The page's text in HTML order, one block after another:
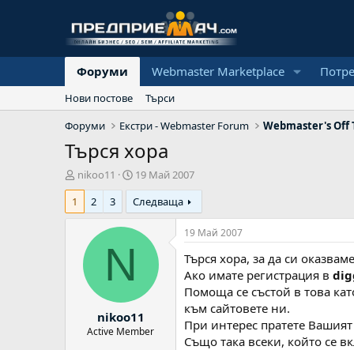
Форуми Webmaster Marketplace
Нови постове
Търси
Форуми
Екстри - Webmaster Forum Webmaster's Off
Търся хора
А
в
о
nikoo11
Н
а
ч
а
л
т
а
19 Май 2007
1
2 3 Следваща
N
nikoo11
Active Member
19 Май 2007
Търся хора, за да си
Ако имате регистрация в
Помоща се състой в това
към сайтовете ни.
При интерес пратете
Също така всеки, който се